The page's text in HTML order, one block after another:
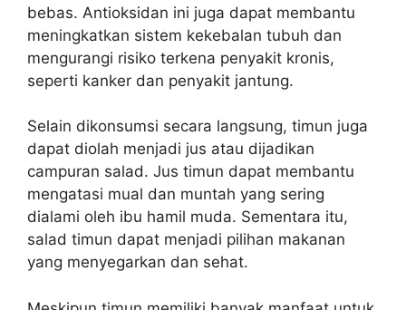
bebas. Antioksidan ini juga dapat membantu
meningkatkan sistem kekebalan tubuh dan
mengurangi risiko terkena penyakit kronis,
seperti kanker dan penyakit jantung.
Selain dikonsumsi secara langsung, timun juga
dapat diolah menjadi jus atau dijadikan
campuran salad. Jus timun dapat membantu
mengatasi mual dan muntah yang sering
dialami oleh ibu hamil muda. Sementara itu,
salad timun dapat menjadi pilihan makanan
yang menyegarkan dan sehat.